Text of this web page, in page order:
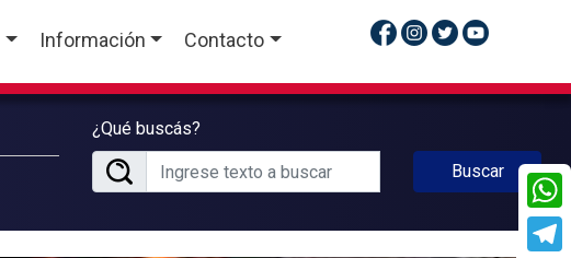
Información Contacto
¿Qué buscás?
Buscar